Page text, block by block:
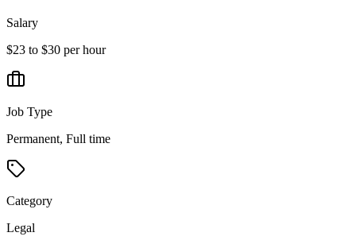
Salary
$23 to $30 per hour
Job Type
Permanent, Full time
Category
Legal